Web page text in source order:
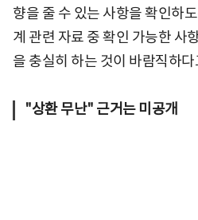
향을 줄 수 있는 사항을 확인하
계 관련 자료 중 확인 가능한 사
을 충실히 하는 것이 바람직하
"상환 무난" 근거는 미공개